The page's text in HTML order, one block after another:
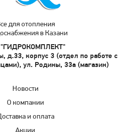
для отопления
в Казани
д.33, корпус 3 (отдел по работе с
ул. Родины, 33а (магазин)
Новости
О компании
и оплата